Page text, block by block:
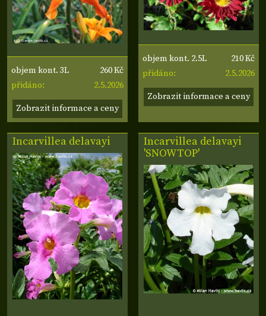
objem kont. 3L
260 Kč
přidáno:
2.5.2026
Zobrazit informace a ceny
objem kont. 2.5L
210 Kč
přidáno:
2.5.2026
Zobrazit informace a ceny
Incarvillea delavayi
Incarvillea delavayi
'SNOWTOP'